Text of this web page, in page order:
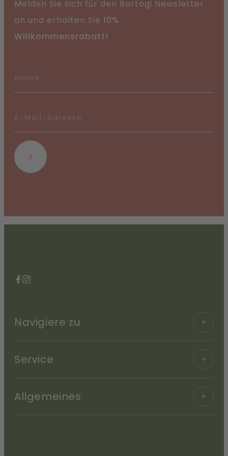
Melden Sie sich für den Bartogi Newsletter
an und erhalten Sie 10%
Willkommensrabatt!
Abonnieren
Navigiere zu
Service
Allgemeines